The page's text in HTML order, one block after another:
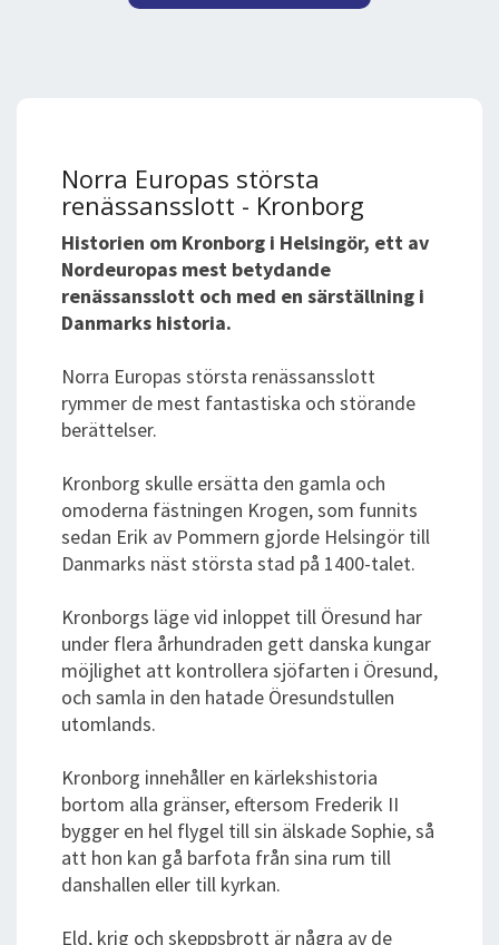
Norra Europas största
renässansslott - Kronborg
Historien om Kronborg i Helsingör, ett av
Nordeuropas mest betydande
renässansslott och med en särställning i
Danmarks historia.
Norra Europas största renässansslott
rymmer de mest fantastiska och störande
berättelser.
Kronborg skulle ersätta den gamla och
omoderna fästningen Krogen, som funnits
sedan Erik av Pommern gjorde Helsingör till
Danmarks näst största stad på 1400-talet.
Kronborgs läge vid inloppet till Öresund har
under flera århundraden gett danska kungar
möjlighet att kontrollera sjöfarten i Öresund,
och samla in den hatade Öresundstullen
utomlands.
Kronborg innehåller en kärlekshistoria
bortom alla gränser, eftersom Frederik II
bygger en hel flygel till sin älskade Sophie, så
att hon kan gå barfota från sina rum till
danshallen eller till kyrkan.
Eld, krig och skeppsbrott är några av de